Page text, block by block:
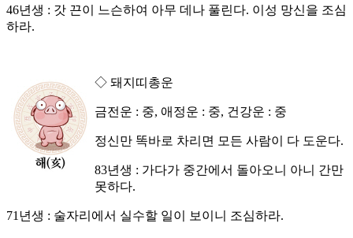
46년생 : 갓 끈이 느슨하여 아무 데나 풀린다. 이성 망신을 조심
하라.
◇ 돼지띠총운
금전운 : 중, 애정운 : 중, 건강운 : 중
정신만 똑바로 차리면 모든 사람이 다 도운다.
83년생 : 가다가 중간에서 돌아오니 아니 간만
못하다.
71년생 : 술자리에서 실수할 일이 보이니 조심하라.